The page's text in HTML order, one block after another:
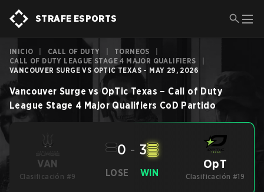
STRAFE ESPORTS
INICIO CALL OF DUTY TORNEOS
CALL OF DUTY LEAGUE STAGE 4 MAJOR QUALIFIERS
VANCOUVER SURGE VS OPTIC TEXAS - MAY 29, 2026
Vancouver Surge vs OpTic Texas – Call of Duty
League Stage 4 Major Qualifiers CoD Partido
VAN
Clasificación #9 LOSE
0 - 3
WIN
OpT
Clasificación #19